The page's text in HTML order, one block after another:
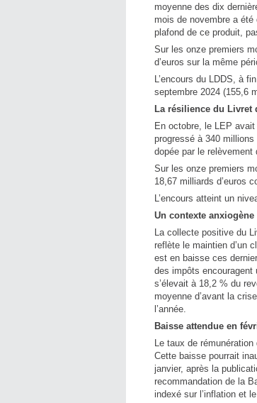
moyenne des dix
mois de novembre a
plafond de ce produit,
Sur les onze premiers
d’euros sur la même
L’encours du LDDS, à
septembre 2024 (155,6
La résilience du Livret
En octobre, le LEP
progressé à 340 millions
dopée par le relèvement
Sur les onze premiers
18,67 milliards d’euros
L’encours atteint un
Un contexte
La collecte positive du
reflète le maintien d’un
est en baisse ces
des impôts encouragent
s’élevait à 18,2 % du
moyenne d’avant la
l’année.
Baisse attendue en
Le taux de
Cette baisse pourrait
janvier, après la
recommandation de la
indexé sur l’inflation et